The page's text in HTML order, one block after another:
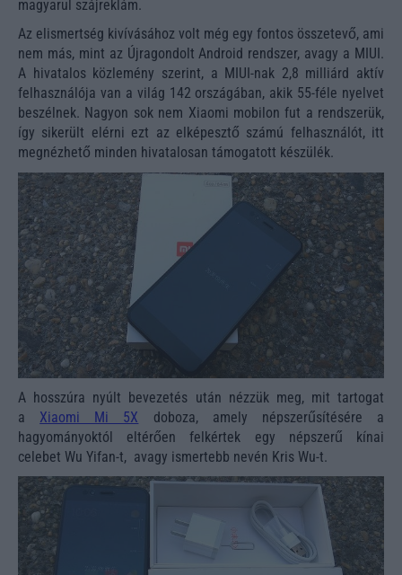
magyarul szájreklám.
Az elismertség kivívásához volt még egy fontos összetevő, ami
nem más, mint az Újragondolt Android rendszer, avagy a MIUI.
A hivatalos közlemény szerint, a MIUI-nak 2,8 milliárd aktív
felhasználója van a világ 142 országában, akik 55-féle nyelvet
beszélnek. Nagyon sok nem Xiaomi mobilon fut a rendszerük,
így sikerült elérni ezt az elképesztő számú felhasználót, itt
megnézhető minden hivatalosan támogatott készülék.
A hosszúra nyúlt bevezetés után nézzük meg, mit tartogat
a Xiaomi Mi 5X doboza, amely népszerűsítésére a
hagyományoktól eltérően felkértek egy népszerű kínai
celebet Wu Yifan-t, avagy ismertebb nevén Kris Wu-t.